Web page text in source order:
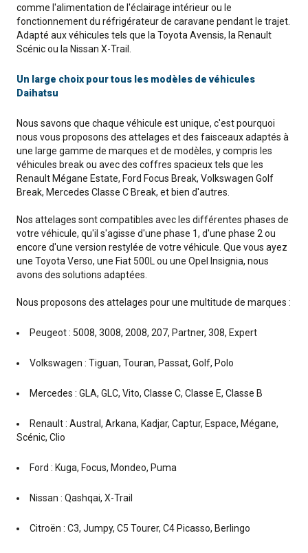
comme l'alimentation de l'éclairage intérieur ou le
fonctionnement du réfrigérateur de caravane pendant le trajet.
Adapté aux véhicules tels que la Toyota Avensis, la Renault
Scénic ou la Nissan X-Trail.
Un large choix pour tous les modèles de véhicules
Daihatsu
Nous savons que chaque véhicule est unique, c'est pourquoi
nous vous proposons des attelages et des faisceaux adaptés à
une large gamme de marques et de modèles, y compris les
véhicules break ou avec des coffres spacieux tels que les
Renault Mégane Estate, Ford Focus Break, Volkswagen Golf
Break, Mercedes Classe C Break, et bien d'autres.
Nos attelages sont compatibles avec les différentes phases de
votre véhicule, qu'il s'agisse d'une phase 1, d'une phase 2 ou
encore d'une version restylée de votre véhicule. Que vous ayez
une Toyota Verso, une Fiat 500L ou une Opel Insignia, nous
avons des solutions adaptées.
Nous proposons des attelages pour une multitude de marques :
Peugeot : 5008, 3008, 2008, 207, Partner, 308, Expert
Volkswagen : Tiguan, Touran, Passat, Golf, Polo
Mercedes : GLA, GLC, Vito, Classe C, Classe E, Classe B
Renault : Austral, Arkana, Kadjar, Captur, Espace, Mégane,
Scénic, Clio
Ford : Kuga, Focus, Mondeo, Puma
Nissan : Qashqai, X-Trail
Citroën : C3, Jumpy, C5 Tourer, C4 Picasso, Berlingo